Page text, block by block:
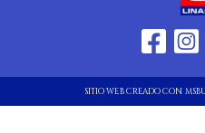
SITIO WEB CREADO CON